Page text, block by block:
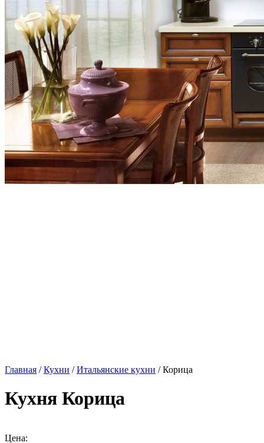
Главная /Кухни /Итальянские кухни / Корица
Кухня Корица
Цена: